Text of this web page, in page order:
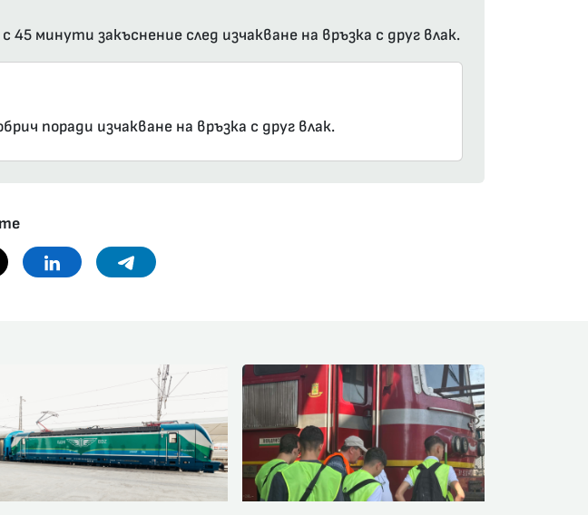
минути закъснение след изчакване на връзка с друг влак.
поради изчакване на връзка с друг влак.
Linkedin Telegram